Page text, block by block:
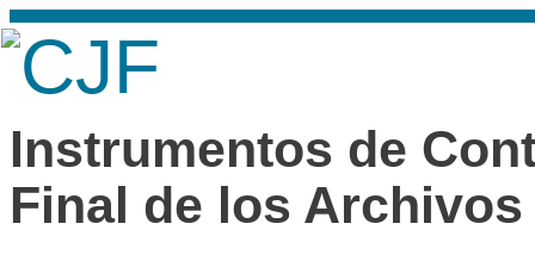
Instrumentos de
Final de los Archivos